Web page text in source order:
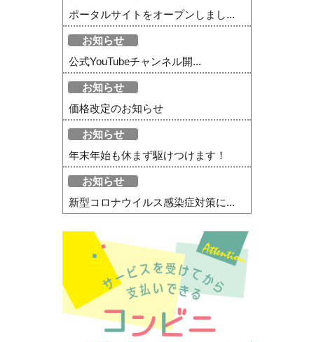
ポータルサイトをオープンしまし...
お知らせ
公式YouTubeチャンネル開...
お知らせ
価格改定のお知らせ
お知らせ
年末年始も休まず駆けつけます！
お知らせ
新型コロナウイルス感染症対策に...